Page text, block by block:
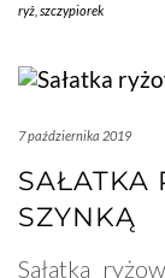
ryż szczypiorek
7 października 2019
SAŁATKA
SZYNKĄ
Sałatka